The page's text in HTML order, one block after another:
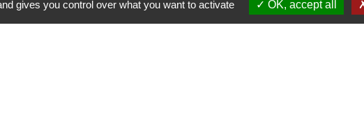
gives you control over what you want to activate OK, accept all